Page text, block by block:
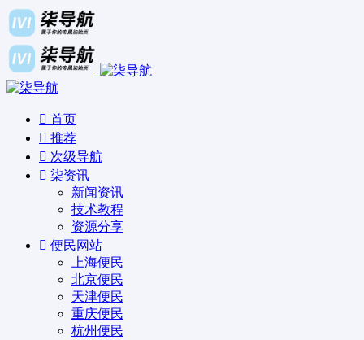
首页
推荐
次级导航
柒资讯
新闻资讯
技术教程
资源分享
便民网站
上海便民
北京便民
天津便民
重庆便民
杭州便民